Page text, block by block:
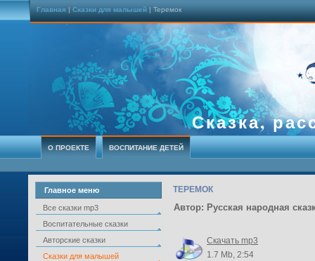
Главная | Сказки для малышей | Теремок
Сказка,
О ПРОЕКТЕ ВОСПИТАНИЕ ДЕТЕЙ
Главное меню
Все сказки mp3
Воспитательные сказки
Авторские сказки
Сказки для малышей
ТЕРЕМОК
Автор: Русская народная
Скачать mp3
1.7 Mb, 2:54